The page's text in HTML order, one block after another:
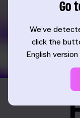
Go
We’ve
click the
English